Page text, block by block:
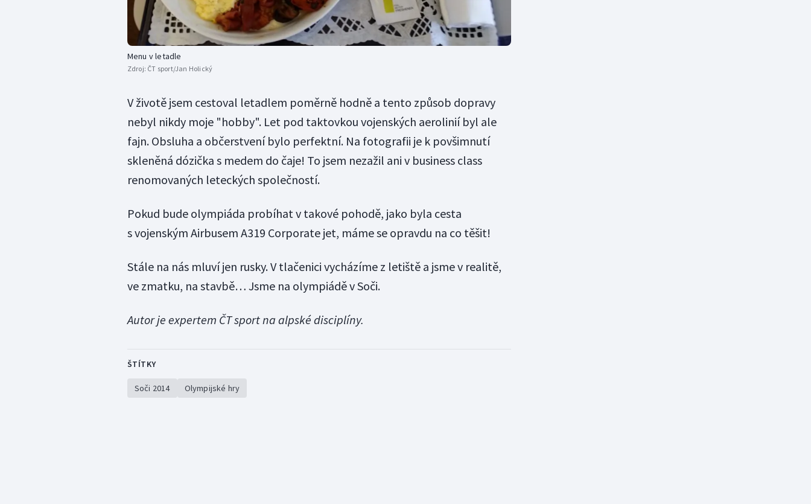
Menu v letadle
Zdroj: ČT sport/Jan Holický
V životě jsem cestoval letadlem poměrně hodně a tento způsob dopravy
nebyl nikdy moje "hobby". Let pod taktovkou vojenských aerolinií byl ale
fajn. Obsluha a občerstvení bylo perfektní. Na fotografii je k povšimnutí
skleněná dózička s medem do čaje! To jsem nezažil ani v business class
renomovaných leteckých společností.
Pokud bude olympiáda probíhat v takové pohodě, jako byla cesta
s vojenským Airbusem A319 Corporate jet, máme se opravdu na co těšit!
Stále na nás mluví jen rusky. V tlačenici vycházíme z letiště a jsme v realitě,
ve zmatku, na stavbě… Jsme na olympiádě v Soči.
Autor je expertem ČT sport na alpské disciplíny.
ŠTÍTKY
Soči 2014 Olympijské hry